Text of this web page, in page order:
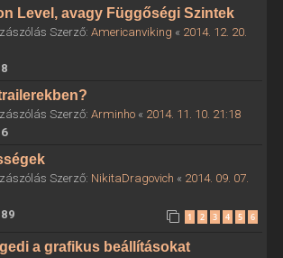
Level, avagy Függőségi Szintek
Szerző: Americanviking « 2014. 12. 20.
8
Szerző: Arminho« 2014. 11. 10. 21:18
6
Szerző: NikitaDragovich « 2014. 09. 07.
89 1 2 3 4 5 6
a grafikus beállításokat